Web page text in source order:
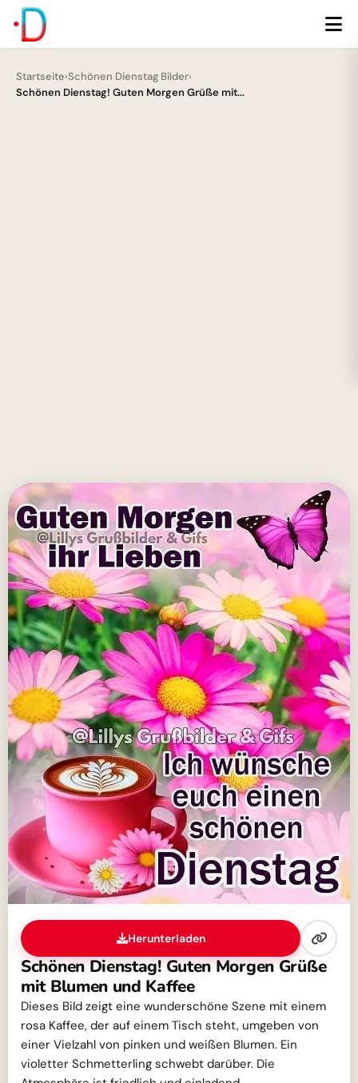
Startseite›Schönen Dienstag Bilder›
Schönen Dienstag! Guten Morgen Grüße mit...
Herunterladen
Schönen Dienstag! Guten Morgen Grüße
mit Blumen und Kaffee
Dieses Bild zeigt eine wunderschöne Szene mit einem
rosa Kaffee, der auf einem Tisch steht, umgeben von
einer Vielzahl von pinken und weißen Blumen. Ein
violetter Schmetterling schwebt darüber. Die